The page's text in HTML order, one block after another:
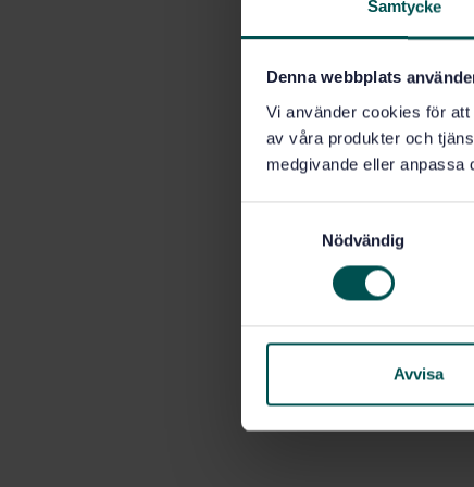
Samtycke
Denna webbplats
Vi använder cookies för
av våra produkter och
medgivande eller
s
Nödvändig
Avvisa